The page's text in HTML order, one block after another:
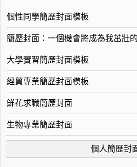
個性同學簡歷封面模板
簡歷封面：一個機會將成為我茁壯
大學實習簡歷封面模板
經貿專業簡歷封面模板
鮮花求職簡歷封面
生物專業簡歷封面
個人簡歷封